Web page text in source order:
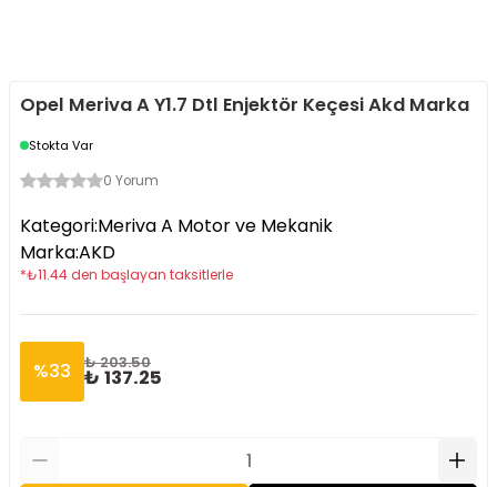
Opel Meriva A Y1.7 Dtl Enjektör Keçesi Akd Marka
Stokta Var
0 Yorum
Kategori:Meriva A Motor ve Mekanik
Marka:AKD
*₺11.44 den başlayan taksitlerle
%33 ₺ 203.50
₺ 137.25